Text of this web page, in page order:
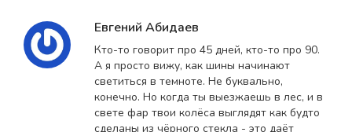
Евгений Абидаев
Кто-то говорит про 45 дней, кто-то про 90.
А я просто вижу, как шины начинают
светиться в темноте. Не буквально,
конечно. Но когда ты выезжаешь в лес, и в
свете фар твои колёса выглядят как будто
сделаны из чёрного стекла - это даёт